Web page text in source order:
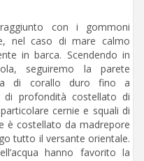
con i gommoni
nel caso di mare calmo
in barca. Scendendo in
seguiremo la parete
di corallo duro fino a
profondità costellato di
cernie e squali di
è costellato da madrepore
tutto il versante orientale.
hanno favorito la